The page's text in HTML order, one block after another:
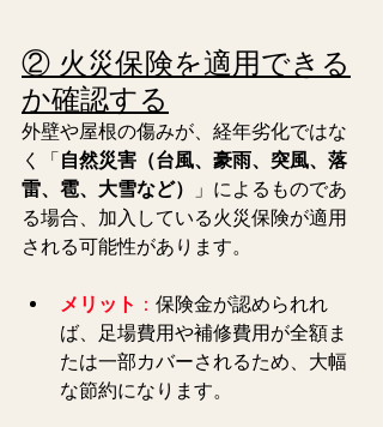
② 火災保険を適用できる
か確認する
外壁や屋根の傷みが、経年劣化ではな
く「自然災害（台風、豪雨、突風、落
雷、雹、大雪など）
」によるものであ
る場合、加入している火災保険が適用
される可能性があります。
メリット ： 保険金が認められれ
ば、足場費用や補修費用が全額ま
たは一部カバーされるため、大幅
な節約になります。